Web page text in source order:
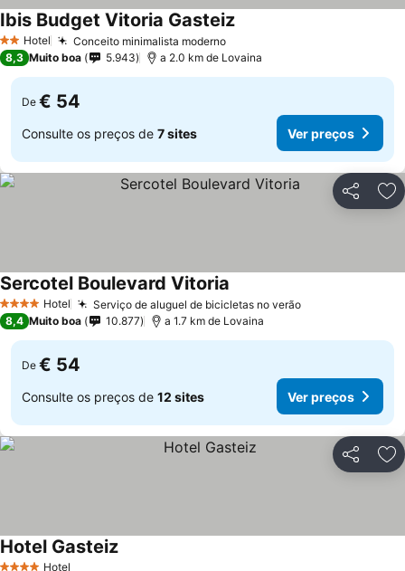
2 Estrelas
Hotel Conceito minimalista moderno
Ibis Budget Vitoria Gasteiz
8,3 Muito boa 5.943 a 2.0 km de Lovaina
De € 54
Consulte os preços de 7 sites Ver preços
Partilhar
4 EstrelasHotel Serviço de aluguel de bicicletas no verão
Sercotel Boulevard Vitoria
8,4 Muito boa 10.877 a 1.7 km de Lovaina
De € 54
Consulte os preços de 12 sites Ver preços
Partilhar
Hotel
Hotel Gasteiz